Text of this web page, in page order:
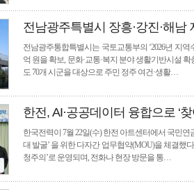
전남광주특별시 장흥·강진·해
전남광주통합특별시는 국토교통부의 ‘2026년 지
억 원을 확보, 문화·교통·복지 분야 생활기반시설
도 70개 시군을 대상으로 주민 정주 여건·생활…
한전, AI·공공데이터 융합으로 ‘
한국전력이 7월 22일(수) 한전 아트센터에서 국민
대 발굴’ 을 위한 다자간 업무협약(MOU)을 체결했
청주의’로 운영되며, 전화나 현장 방문을 통…